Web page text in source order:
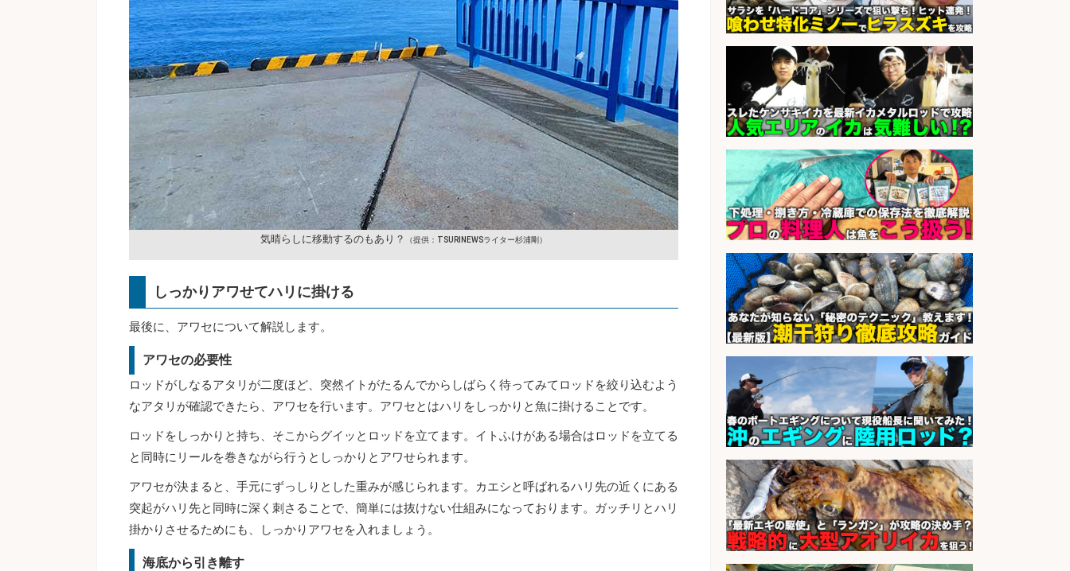
気晴らしに移動するのもあり？ （提供：TSURINEWSライター杉浦剛）
しっかりアワせてハリに掛ける
最後に、アワセについて解説します。
アワセの必要性
ロッドがしなるアタリが二度ほど、突然イトがたるんでからしばらく待ってみてロッドを絞り込むよう
なアタリが確認できたら、アワセを行います。アワセとはハリをしっかりと魚に掛けることです。
ロッドをしっかりと持ち、そこからグイッとロッドを立てます。イトふけがある場合はロッドを立てる
と同時にリールを巻きながら行うとしっかりとアワせられます。
アワセが決まると、手元にずっしりとした重みが感じられます。カエシと呼ばれるハリ先の近くにある
突起がハリ先と同時に深く刺さることで、簡単には抜けない仕組みになっております。ガッチリとハリ
掛かりさせるためにも、しっかりアワセを入れましょう。
海底から引き離す
きる
会社名 株式会社ホットスタッフ五日市
sponsored by 求人ボックス
さらに求人情報を見る